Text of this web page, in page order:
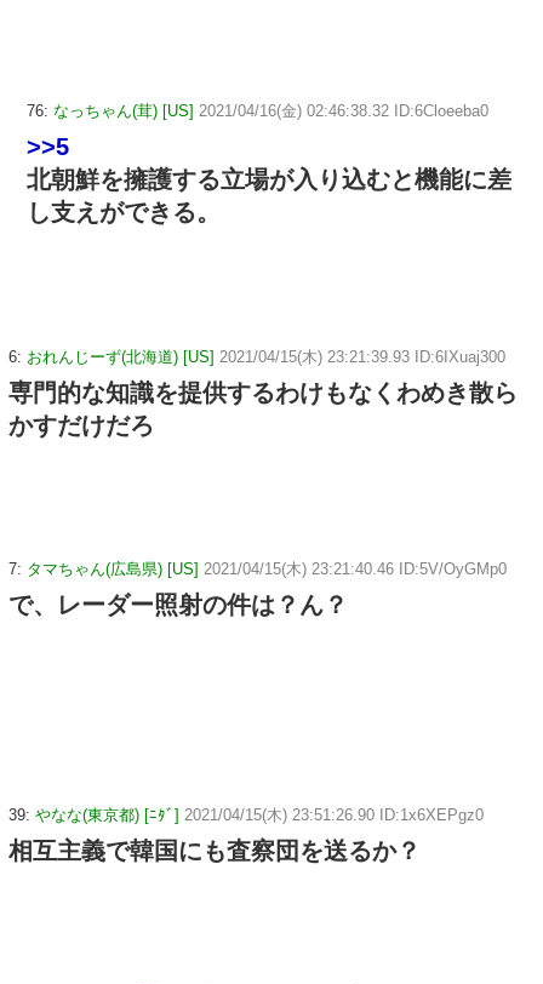
76: なっちゃん(茸) [US] 2021/04/16(金) 02:46:38.32 ID:6Cloeeba0
>>5
北朝鮮を擁護する立場が入り込むと機能に差
し支えができる。
6: おれんじーず(北海道) [US] 2021/04/15(木) 23:21:39.93 ID:6IXuaj300
専門的な知識を提供するわけもなくわめき散ら
かすだけだろ
7: タマちゃん(広島県) [US] 2021/04/15(木) 23:21:40.46 ID:5V/OyGMp0
で、レーダー照射の件は？ん？
39: やなな(東京都) [ﾆﾀﾞ] 2021/04/15(木) 23:51:26.90 ID:1x6XEPgz0
相互主義で韓国にも査察団を送るか？